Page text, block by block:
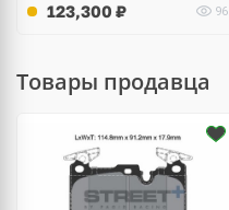
123,300 ₽ 96
Товары продавца